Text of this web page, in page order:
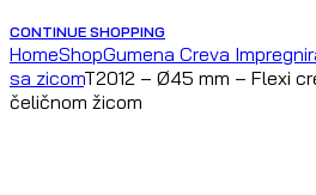
CONTINUE SHOPPING
HomeShopGumena Creva
sa zicomT2012 – Ø45 mm – Flexi
čeličnom žicom